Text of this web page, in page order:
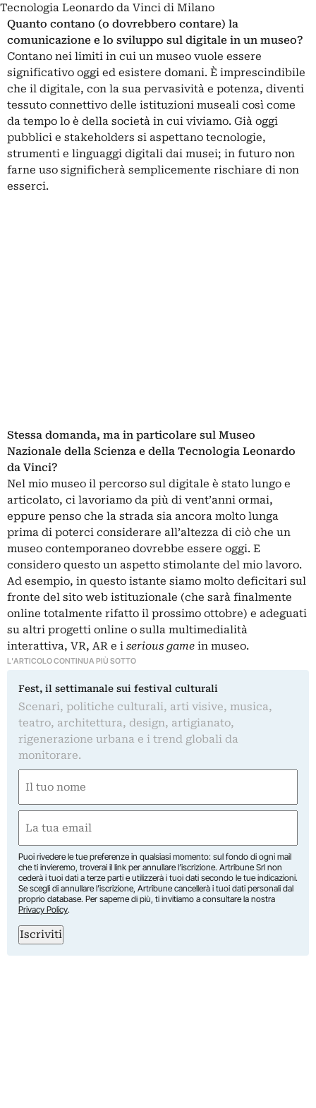
Tecnologia Leonardo da Vinci di Milano
Quanto contano (o dovrebbero contare) la
comunicazione e lo sviluppo sul digitale in un museo?
Contano nei limiti in cui un museo vuole essere
significativo oggi ed esistere domani. È imprescindibile
che il digitale, con la sua pervasività e potenza, diventi
tessuto connettivo delle istituzioni museali così come
da tempo lo è della società in cui viviamo. Già oggi
pubblici e stakeholders si aspettano tecnologie,
strumenti e linguaggi digitali dai musei; in futuro non
farne uso significherà semplicemente rischiare di non
esserci.
Stessa domanda, ma in particolare sul Museo
Nazionale della Scienza e della Tecnologia Leonardo
da Vinci?
Nel mio museo il percorso sul digitale è stato lungo e
articolato, ci lavoriamo da più di vent’anni ormai,
eppure penso che la strada sia ancora molto lunga
prima di poterci considerare all’altezza di ciò che un
museo contemporaneo dovrebbe essere oggi. E
considero questo un aspetto stimolante del mio lavoro.
Ad esempio, in questo istante siamo molto deficitari sul
fronte del sito web istituzionale (che sarà finalmente
online totalmente rifatto il prossimo ottobre) e adeguati
su altri progetti online o sulla multimedialità
interattiva, VR, AR e i serious game in museo.
L'ARTICOLO CONTINUA PIÙ SOTTO
Fest, il settimanale sui festival culturali
Scenari, politiche culturali, arti visive, musica,
teatro, architettura, design, artigianato,
rigenerazione urbana e i trend globali da
monitorare.
(Obbligatorio)
Nome
(Obbligatorio)
Puoi rivedere le tue preferenze in qualsiasi momento: sul fondo di ogni mail
che ti invieremo, troverai il link per annullare l’iscrizione. Artribune Srl non
cederà i tuoi dati a terze parti e utilizzerà i tuoi dati secondo le tue indicazioni.
Se scegli di annullare l’iscrizione, Artribune cancellerà i tuoi dati personali dal
proprio database. Per saperne di più, ti invitiamo a consultare la nostra
Privacy Policy.
Iscriviti